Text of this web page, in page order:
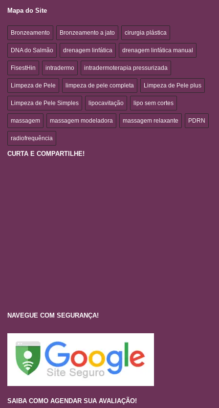
Mapa do Site
Bronzeamento Bronzeamento a jato cirurgia plástica
DNA do Salmão drenagem linfática drenagem linfática manual
FisestHin intradermo intradermoterapia pressurizada
Limpeza de Pele limpeza de pele completa Limpeza de Pele plus
Limpeza de Pele Simples lipocavitação lipo sem cortes
massagem massagem modeladora massagem relaxante PDRN
radiofrequência
CURTA E COMPARTILHE!
NAVEGUE COM SEGURANÇA!
SAIBA COMO AGENDAR SUA AVALIAÇÃO!